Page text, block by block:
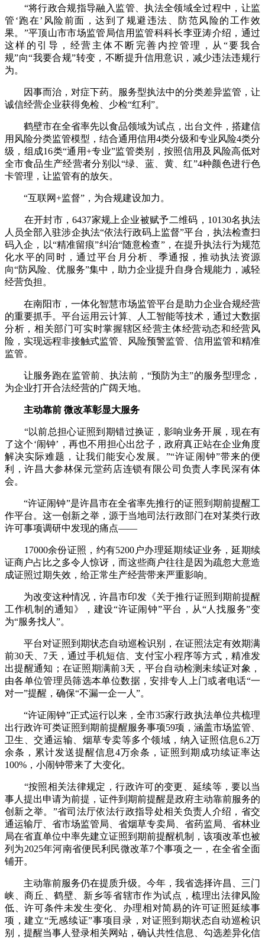
“将行政合规指导融入监管、执法全领域全过程中，让监
管‘跑在’风险前面，达到了规避违法、防范风险的工作效
果。”平顶山市市场监管局信用监管科科长李亚涛介绍，通过
这样的引导，经营主体不断完善内控管理，从“要我合
规”向“我要合规”转变，不断提升信用意识，减少违法违规行
为。
因事而治，对症下药。服务型执法中的分类差异监管，让
诚信经营企业获得免检、少检“红利”。
鹤壁市在全省率先以食品领域为试点，出台文件，搭建信
用风险分类监管模型，结合通用信用4类分级和专业风险4类分
级，组成16类“通用+专业”监管类别，按照信用及风险高低对
全市食品生产经营者分别以“绿、蓝、黄、红”4种颜色进行色
卡管理，让监管有的放矢。
“互联网+监督”，为合规建设加力。
在开封市，6437家规上企业被赋予二维码，10130名执法
人员全部入驻涉企执法“依法行政码上监督”平台，执法检查扫
码入企，以“精准留痕”纠治“随意检查”，在提升执法行为规范
化水平的同时，通过平台月分析、季通报，推动执法资源
向“防风险、优服务”集中，助力企业提升自身合规能力，减轻
经营负担。
在南阳市，一体化智慧市场监管平台是助力企业合规经营
的重要抓手。平台运用云计算、人工智能等技术，通过大数据
分析，相关部门可实时掌握辖区经营主体经营动态和经营风
险，实现远程非接触式监管、风险预警监管、信用监管和精准
监管。
让服务跑在监管前、执法前，“预防为主”的服务型理念，
为企业打开合法经营的广阔天地。
主动靠前 微改革彰显大服务
“以前总担心证照到期错过换证，影响业务开展，现在有
了这个‘闹钟’，再也不用担心出岔子，政府真正站在企业角度
解决实际难题，让我们能安心发展。”“许证闹钟”带来的便
利，许昌大参林保元堂药店连锁有限公司负责人李民深有体
会。
“许证闹钟”是许昌市在全省率先推行的证照到期前提醒工
作平台。这一创新之举，源于当地司法行政部门在对某类行政
许可事项调研中发现的痛点——
17000余份证照，约有5200户办理延期续证业务，延期续
证商户占比之多令人惊讶，而这些商户往往是因为疏忽大意造
成证照过期失效，给正常生产经营带来严重影响。
为改变这种情况，许昌市印发《关于推行证照到期前提醒
工作机制的通知》，建设“许证闹钟”平台，从“人找服务”变
为“服务找人”。
平台对证照到期状态自动巡检识别，在证照法定有效期满
前30天、7天，通过手机短信、支付宝小程序等方式，精准发
出提醒通知；在证照期满前3天，平台自动检测未续证对象，
由各单位管理员筛选本单位数据，安排专人上门或者电话“一
对一”提醒，确保“不漏一企一人”。
“许证闹钟”正式运行以来，全市35家行政执法单位共梳理
出行政许可类证照到期前提醒服务事项59项，涵盖市场监管、
卫生、交通运输、烟草专卖等多个领域，纳入证照信息6.2万
余条，累计发送提醒信息4万余条，证照到期成功续证率达
100%，小闹钟带来了大变化。
“按照相关法律规定，行政许可的变更、延续等，要以当
事人提出申请为前提，证件到期前提醒是政府主动靠前服务的
创新之举。”省司法厅依法行政指导处相关负责人介绍，省交
通运输厅、省市场监管局、省烟草专卖局、省药监局、省林业
局在省直单位中率先建立证照到期前提醒机制，该项改革也被
列为2025年河南省便民利民微改革7个事项之一，在全省全面
铺开。
主动靠前服务仍在提质升级。今年，我省选择许昌、三门
峡、商丘、鹤壁、新乡等省辖市作为试点，梳理出法律风险
低、许可条件未发生变化、办理相对简易的许可证照延续事
项，建立“无感续证”事项目录，对证照到期状态自动巡检识
别，提醒当事人登录相关网站，确认共性信息、勾选差异化信